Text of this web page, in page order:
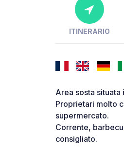
ITINERARIO
Area sosta
Proprietari molto
supermercato.
Corrente,
consigliato.